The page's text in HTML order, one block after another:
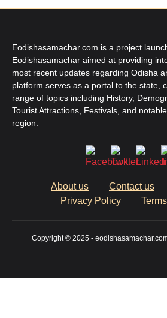
Eodishasamachar.com is a project
Eodishasamachar aimed at providing
most recent updates regarding Odisha
platform serves as a portal to the state,
range of topics including History,
Tourist Attractions, Festivals, and
region.
About us Contact us
Privacy Policy
Copyright © 2025 -